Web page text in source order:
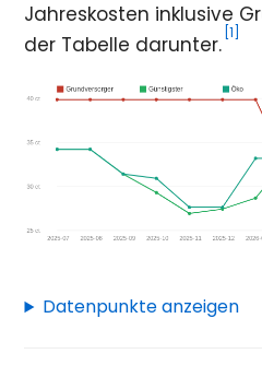
Jahreskosten inklusive
der Tabelle darunter. [1]
Datenpunkte anzeigen